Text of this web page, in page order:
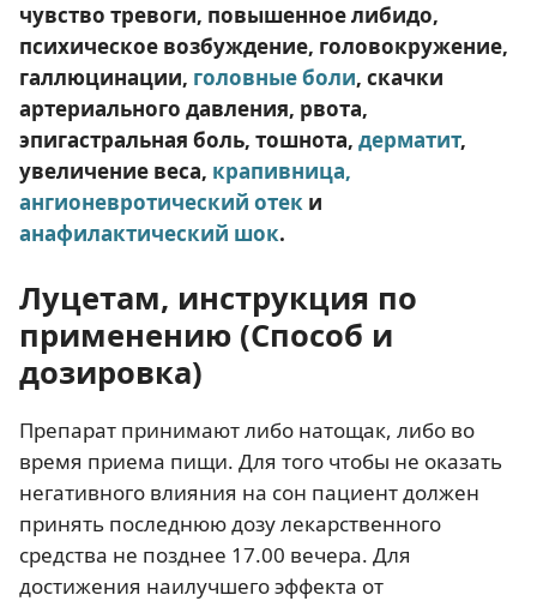
чувство тревоги, повышенное либидо,
психическое возбуждение, головокружение,
галлюцинации, головные боли, скачки
артериального давления, рвота,
эпигастральная боль, тошнота, дерматит,
увеличение веса, крапивница,
ангионевротический отек и
анафилактический шок.
Луцетам, инструкция по
применению (Способ и
дозировка)
Препарат принимают либо натощак, либо во
время приема пищи. Для того чтобы не оказать
негативного влияния на сон пациент должен
принять последнюю дозу лекарственного
средства не позднее 17.00 вечера. Для
достижения наилучшего эффекта от